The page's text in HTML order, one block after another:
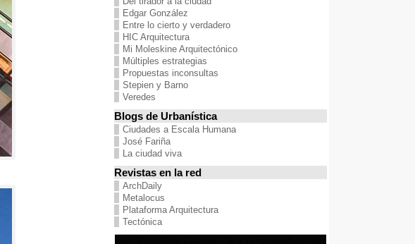
Edgar González
Entre lo cierto y verdadero
HIC Arquitectura
Mi Moleskine Arquitectónico
Múltiples estrategias
Propuestas inconsultas
Stepien y Barno
Veredes
Blogs de Urbanística
Ciudades a Escala Humana
José Fariña
La ciudad viva
Revistas en la red
ArchDaily
Metalocus
Plataforma Arquitectura
Tectónica